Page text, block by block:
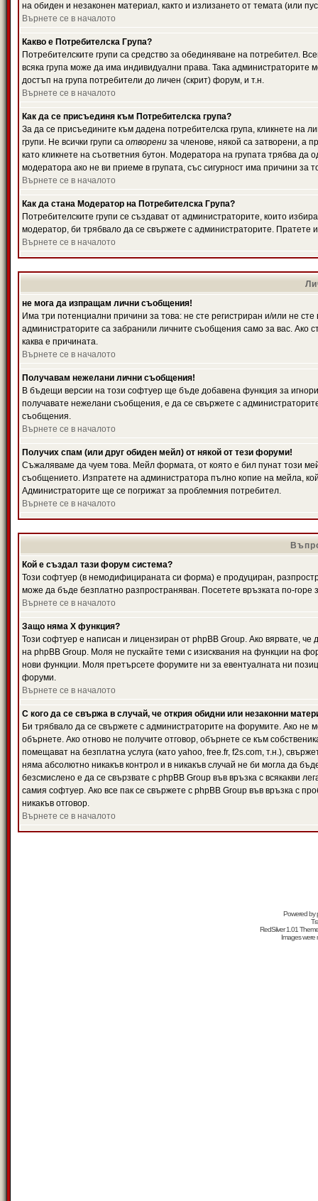
на обиден и незаконен материал, както и излизането от темата (или
Върнете се в началото
Какво е Потребителска Група?
Потребителските групи са средство за обединяване на потребител.
всяка група може да има индивидуални права. Така
достъп на група потребители до личен (скрит) форум, и т.н.
Върнете се в началото
Как да се присъединя към Потребителска група?
За да се присъедините към дадена потребителска група, кликнете на
групи. Не всички групи са отворени за членове, някой са затворени, а
като кликнете на съответния бутон. Модератора на групата трябва
модератора ако не ви приеме в групата, със сигурност има причини за
Върнете се в началото
Как да стана Модератор на Потребителска Група?
Потребителските групи се създават от администраторите, които
модератор, би трябвало да се свържете с администраторите.
Върнете се в началото
не мога да изпращам лични съобщения!
Има три потенциални причини за това: не сте регистриран и/или не
администраторите са забранили личните съобщения само за вас. Ако
каква е причината.
Върнете се в началото
Получавам нежелани лични съобщения!
В бъдещи версии на този софтуер ще бъде добавена функция за
получавате нежелани съобщения, е да се свържете с
съобщения.
Върнете се в началото
Получих спам (или друг обиден мейл) от някой от тези форуми!
Съжаляваме да чуем това. Мейл формата, от която е бил пунат този
съобщението. Изпратете на администратора пълно копие на мейла,
Администраторите ще се погрижат за проблемния потребител.
Върнете се в началото
Кой е създал тази форум система?
Този софтуер (в немодифицираната си форма) е продуциран,
може да бъде безплатно разпространяван. Посетете връзката по-горе
Върнете се в началото
Защо няма X функция?
Този софтуер е написан и лицензиран от phpBB Group. Ако вярвате,
на phpBB Group. Моля не пускайте теми с изисквания на функции на
нови функции. Моля претърсете форумите ни за евентуалната ни
форуми.
Върнете се в началото
С кого да се свържа в случай, че открия обидни или незаконни
Би трябвало да се свържете с администраторите на форумите. Ако не
обърнете. Ако отново не получите отговор, обърнете се към
помещават на безплатна услуга (като yahoo, free.fr, f2s.com, т.н.),
няма абсолютно никакъв контрол и в никакъв случай не би могла да
безсмислено е да се свързвате с phpBB Group във връзка с всякакви
самия софтуер. Ако все пак се свържете с phpBB Group във връзка с
никакъв отговор.
Върнете се в началото
Powered by
RedSilver 1.01
Images were